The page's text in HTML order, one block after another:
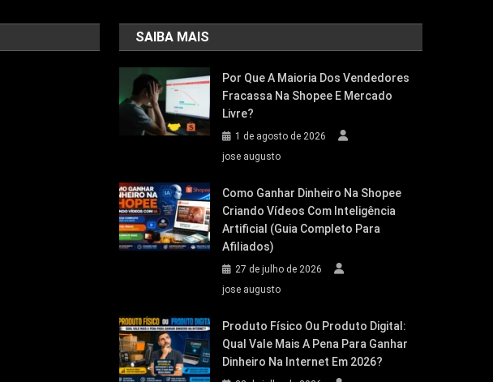
SAIBA MAIS
Por Que A Maioria Dos Vendedores
Fracassa Na Shopee E Mercado
Livre?
1 de agosto de 2026
jose augusto
Como Ganhar Dinheiro Na Shopee
Criando Vídeos Com Inteligência
Artificial (Guia Completo Para
Afiliados)
27 de julho de 2026
jose augusto
Produto Físico Ou Produto Digital:
Qual Vale Mais A Pena Para Ganhar
Dinheiro Na Internet Em 2026?